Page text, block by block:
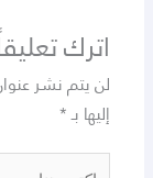
اترك
لن يتم نشر
إليها بـ*
اكتب